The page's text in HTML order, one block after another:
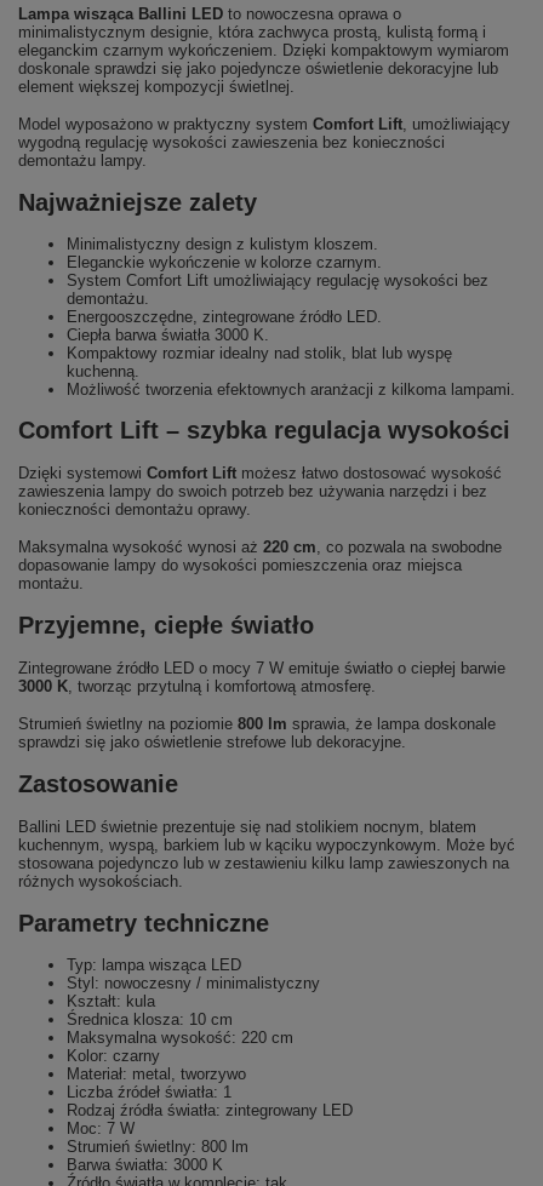
Lampa wisząca Ballini LED to nowoczesna oprawa o
minimalistycznym designie, która zachwyca prostą, kulistą formą i
eleganckim czarnym wykończeniem. Dzięki kompaktowym wymiarom
doskonale sprawdzi się jako pojedyncze oświetlenie dekoracyjne lub
element większej kompozycji świetlnej.
Model wyposażono w praktyczny system Comfort Lift, umożliwiający
wygodną regulację wysokości zawieszenia bez konieczności
demontażu lampy.
Najważniejsze zalety
Minimalistyczny design z kulistym kloszem.
Eleganckie wykończenie w kolorze czarnym.
System Comfort Lift umożliwiający regulację wysokości bez
demontażu.
Energooszczędne, zintegrowane źródło LED.
Ciepła barwa światła 3000 K.
Kompaktowy rozmiar idealny nad stolik, blat lub wyspę
kuchenną.
Możliwość tworzenia efektownych aranżacji z kilkoma lampami.
Comfort Lift – szybka regulacja wysokości
Dzięki systemowi Comfort Lift możesz łatwo dostosować wysokość
zawieszenia lampy do swoich potrzeb bez używania narzędzi i bez
konieczności demontażu oprawy.
Maksymalna wysokość wynosi aż 220 cm, co pozwala na swobodne
dopasowanie lampy do wysokości pomieszczenia oraz miejsca
montażu.
Przyjemne, ciepłe światło
Zintegrowane źródło LED o mocy 7 W emituje światło o ciepłej barwie
3000 K, tworząc przytulną i komfortową atmosferę.
Strumień świetlny na poziomie 800 lm sprawia, że lampa doskonale
sprawdzi się jako oświetlenie strefowe lub dekoracyjne.
Zastosowanie
Ballini LED świetnie prezentuje się nad stolikiem nocnym, blatem
kuchennym, wyspą, barkiem lub w kąciku wypoczynkowym. Może być
stosowana pojedynczo lub w zestawieniu kilku lamp zawieszonych na
różnych wysokościach.
Parametry techniczne
Typ: lampa wisząca LED
Styl: nowoczesny / minimalistyczny
Kształt: kula
Średnica klosza: 10 cm
Maksymalna wysokość: 220 cm
Kolor: czarny
Materiał: metal, tworzywo
Liczba źródeł światła: 1
Rodzaj źródła światła: zintegrowany LED
Moc: 7 W
Strumień świetlny: 800 lm
Barwa światła: 3000 K